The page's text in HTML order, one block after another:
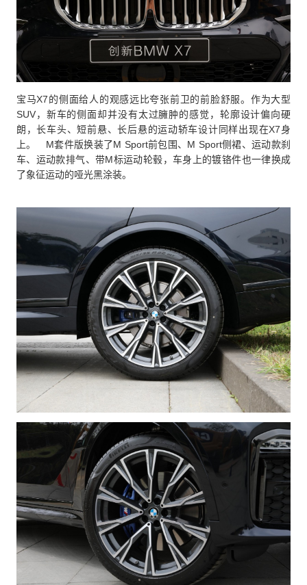
宝马X7的侧面给人的观感远比夸张前卫的前脸舒服。作为大型
SUV，新车的侧面却并没有太过臃肿的感觉，轮廓设计偏向硬
朗，长车头、短前悬、长后悬的运动轿车设计同样出现在X7身
上。 M套件版换装了M Sport前包围、M Sport侧裙、运动款刹
车、运动款排气、带M标运动轮毂，车身上的镀铬件也一律换成
了象征运动的哑光黑涂装。